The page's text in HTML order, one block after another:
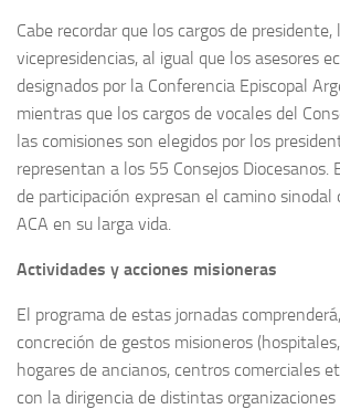
Cabe recordar que los cargos de presidente,
vicepresidencias, al igual que los asesores
designados por la Conferencia Episcopal
mientras que los cargos de vocales del
las comisiones son elegidos por los
representan a los 55 Consejos Diocesanos.
de participación expresan el camino
ACA en su larga vida.
Actividades y acciones misioneras
El programa de estas jornadas
concreción de gestos misioneros
hogares de ancianos, centros comerciales
con la dirigencia de distintas